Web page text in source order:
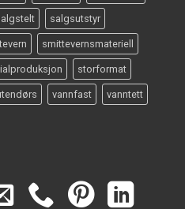
salgsutstyr
smittevernsmateriell
storformat
vannfast vanntett